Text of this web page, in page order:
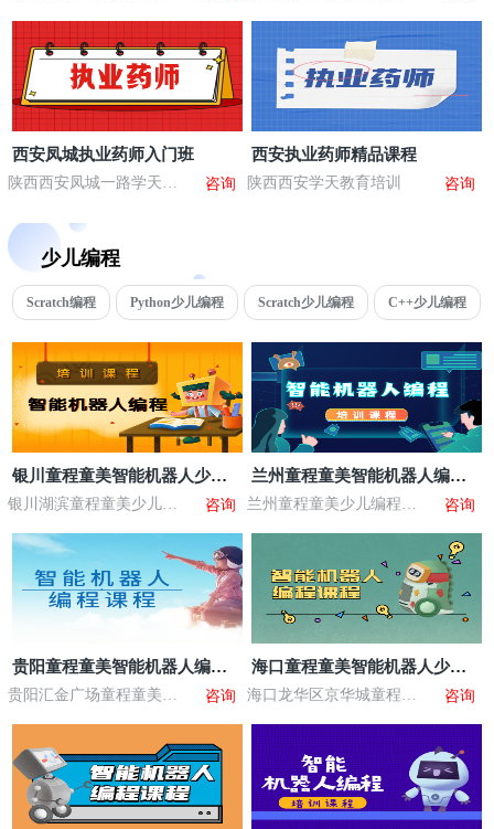
西安凤城执业药师入门班
陕西西安凤城一路学天教
咨询
西安执业药师精品课程
陕西西安学天教育培训 咨询
少儿编程
Scratch编程 Python少儿编程 Scratch少儿编程 C++少儿编程
银川童程童美智能机器人少儿
编程课程
银川湖滨童程童美少儿编
咨询
兰州童程童美智能机器人编程
兴趣班
兰州童程童美少儿编程培
咨询
贵阳童程童美智能机器人编程
学习班
贵阳汇金广场童程童美少
咨询
海口童程童美智能机器人少儿
编程课程
海口龙华区京华城童程童
咨询